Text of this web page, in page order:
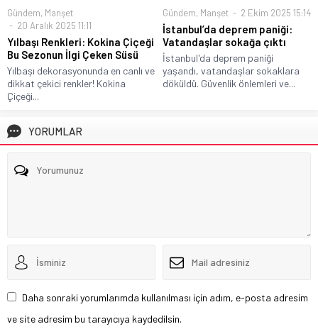
Gündem, Manşet
20 Aralık 2025 11:11
Yılbaşı Renkleri: Kokina Çiçeği
Bu Sezonun İlgi Çeken Süsü
Yılbaşı dekorasyonunda en canlı ve
dikkat çekici renkler! Kokina
Çiçeği...
Gündem, Manşet 2 Ekim 2025 15:14
İstanbul’da deprem paniği:
Vatandaşlar sokağa çıktı
İstanbul'da deprem paniği
yaşandı, vatandaşlar sokaklara
döküldü. Güvenlik önlemleri ve...
YORUMLAR
Daha sonraki yorumlarımda kullanılması için adım, e-posta adresim
ve site adresim bu tarayıcıya kaydedilsin.